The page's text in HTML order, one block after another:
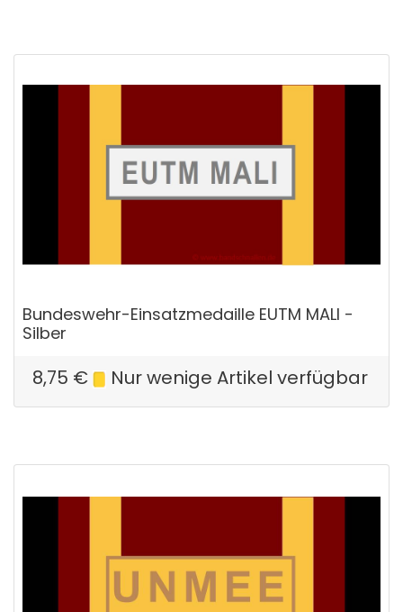
Bundeswehr-Einsatzmedaille EUTM MALI -
Silber
8,75 € Nur wenige Artikel verfügbar